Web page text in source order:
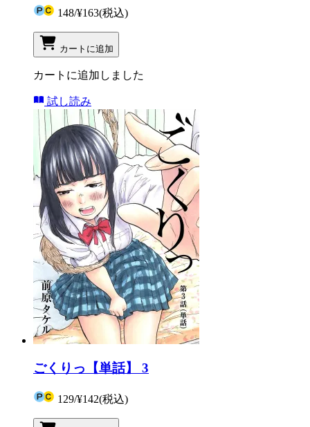
148/¥163(税込)
カートに追加
カートに追加しました
試し読み
ごくりっ【単話】 3
129/¥142(税込)